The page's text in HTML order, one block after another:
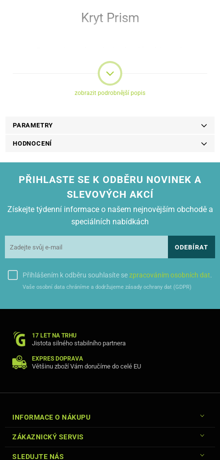
Kryt Prism
zařízení za všech podmínek. Díky svému vzhledu je vynikajícím
doplňkem.
Kryt je vyroben z nárazuvzdorné silné gumy, která se dokonale
zobrazit podrobnější popis
PARAMETRY
HODNOCENÍ
PŘIHLASTE SE K ODBĚRU NOVINEK A
SLEVOVÝCH AKCÍ
Získejte týdenní informace o našem nejnovějším obchodě a
speciálních nabídkách
ODEBÍRAT
Přihlášením k odběru souhlasíte sezpracováním osobních dat.
Vaše osobní data chráníme a dodržujeme zásady ochrany dat (GDPR)
17 LET NA TRHU
Jistota silného stabilního partnera
EXPRES DOPRAVA
Většinu zboží Vám doručíme do celé EU
INFORMACE O NÁKUPU
ZÁKAZNICKÝ SERVIS
SLEDUJTE NÁS